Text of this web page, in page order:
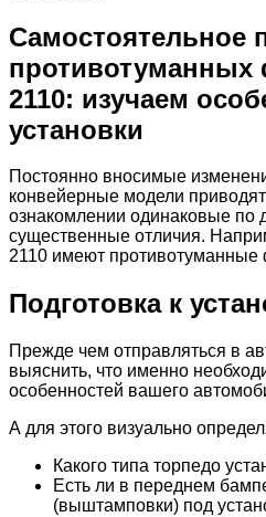
Самостоятельное
противотуманных
2110: изучаем
установки
Постоянно вносимые
конвейерные модели
ознакомлении одинаковые по
существенные отличия.
2110 имеют
Подготовка к
Прежде чем отправляться в
выяснить, что именно
особенностей вашего
А для этого визуально
Какого типа торпедо
Есть ли в переднем
(выштамповки) под